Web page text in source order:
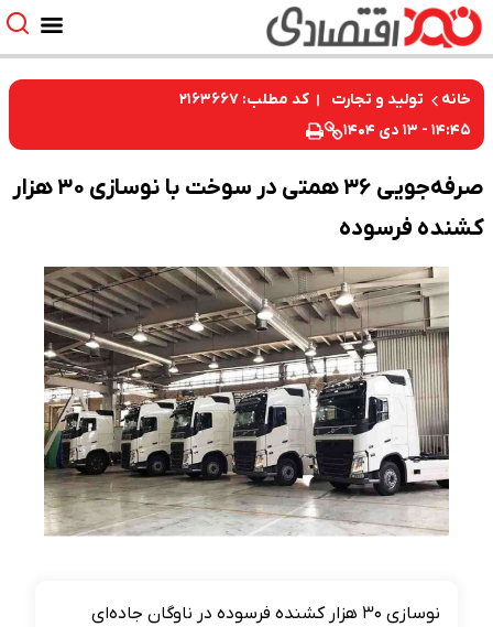
خانه تولید و تجارت
کد مطلب: ۲۱۶۳۶۶۷
۱۴:۴۵ - ۱۳ دی ۱۴۰۴
صرفه‌جویی ۳۶ همتی در سوخت با نوسازی ۳۰ هزار
کشنده فرسوده
نوسازی ۳۰ هزار کشنده فرسوده در ناوگان جاده‌ای